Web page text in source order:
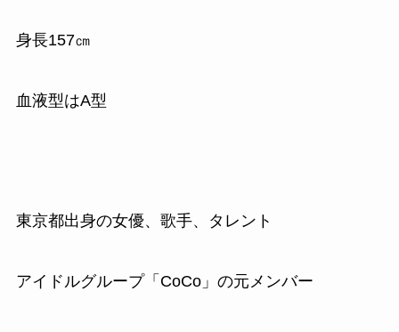
身長157㎝
血液型はA型
東京都出身の女優、歌手、タレント
アイドルグループ「 CoCo」 の元メンバー